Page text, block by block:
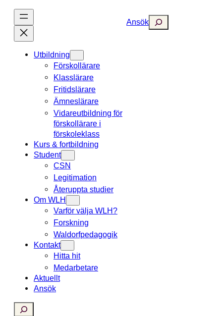
Hoppa
innehåll
Utbildning
Förskollärare
Klasslärare
Fritidslärare
Ämneslärare
Vidareutbildning för
förskollärare i
förskoleklass
Kurs & fortbildning
Student
CSN
Legitimation
Återuppta studier
Om WLH
Varför välja WLH?
Forskning
Waldorfpedagogik
Kontakt
Hitta hit
Medarbetare
Aktuellt
Ansök
Search
AnsökSearch